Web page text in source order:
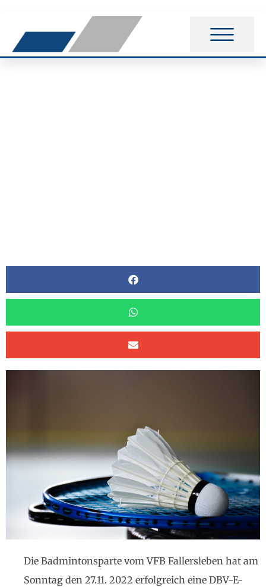
Die Badmintonsparte vom VFB Fallersleben hat am
Sonntag den 27.11. 2022 erfolgreich eine DBV-E-